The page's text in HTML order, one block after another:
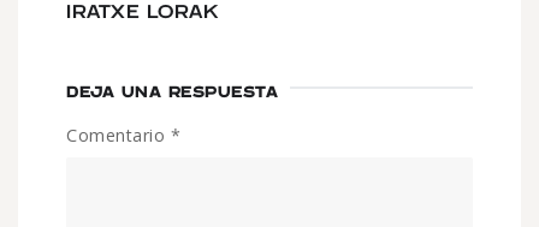
IRATXE LORAK
DEJA UNA RESPUESTA
Comentario *